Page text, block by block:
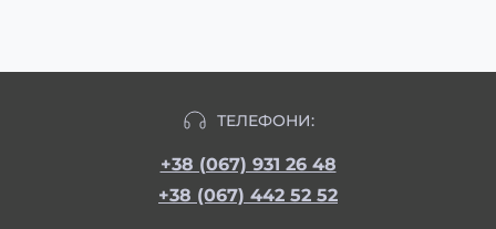
ТЕЛЕФОНИ:
+38 (067) 931 26 48
+38 (067) 442 52 52